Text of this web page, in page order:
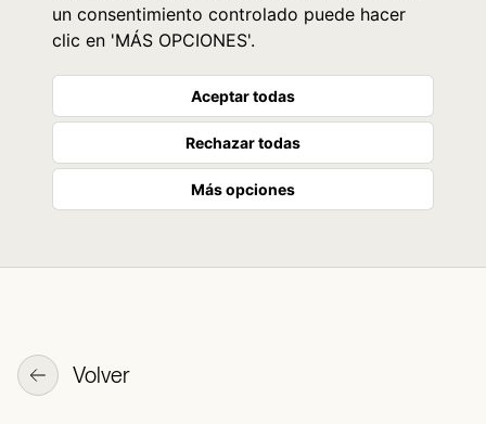
un consentimiento controlado puede hacer
clic en 'MÁS OPCIONES'.
Aceptar todas
Rechazar todas
Más opciones
Volver